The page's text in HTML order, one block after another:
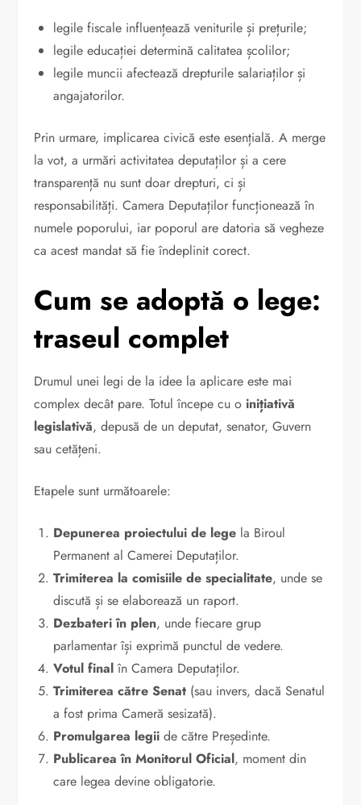
legile fiscale influențează veniturile și prețurile;
legile educației determină calitatea școlilor;
legile muncii afectează drepturile salariaților și
angajatorilor.
Prin urmare, implicarea civică este esențială. A merge
la vot, a urmări activitatea deputaților și a cere
transparență nu sunt doar drepturi, ci și
responsabilități. Camera Deputaților funcționează în
numele poporului, iar poporul are datoria să vegheze
ca acest mandat să fie îndeplinit corect.
Cum se adoptă o lege:
traseul complet
Drumul unei legi de la idee la aplicare este mai
complex decât pare. Totul începe cu o inițiativă
legislativă, depusă de un deputat, senator, Guvern
sau cetățeni.
Etapele sunt următoarele:
Depunerea proiectului de lege la Biroul
Permanent al Camerei Deputaților.
Trimiterea la comisiile de specialitate, unde se
discută și se elaborează un raport.
Dezbateri în plen, unde fiecare grup
parlamentar își exprimă punctul de vedere.
Votul finalîn Camera Deputaților.
Trimiterea către Senat (sau invers, dacă Senatul
a fost prima Cameră sesizată).
Promulgarea legii de către Președinte.
Publicarea în Monitorul Oficial, moment din
care legea devine obligatorie.